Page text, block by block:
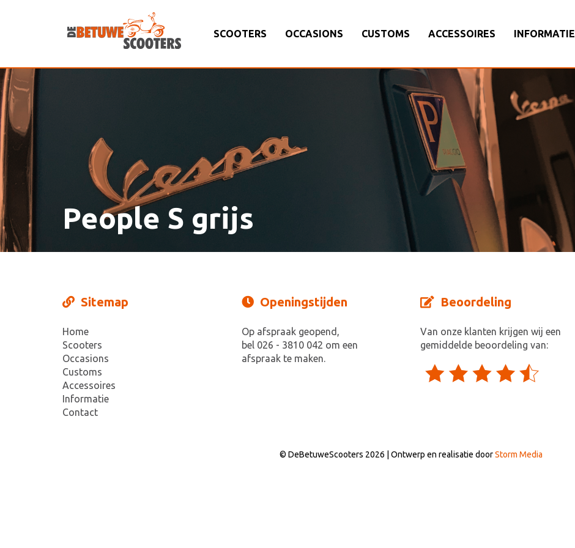
SCOOTERS OCCASIONS CUSTOMS ACCESSOIRES INFORMATIE
People S grijs
Sitemap
Home
Scooters
Occasions
Customs
Accessoires
Informatie
Contact
Openingstijden
Op afspraak geopend,
bel 026 - 3810 042 om een
afspraak te maken.
Beoordeling
Van onze klanten krijgen wij een
gemiddelde beoordeling van:
© DeBetuweScooters 2026 | Ontwerp en realisatie doorStorm Media